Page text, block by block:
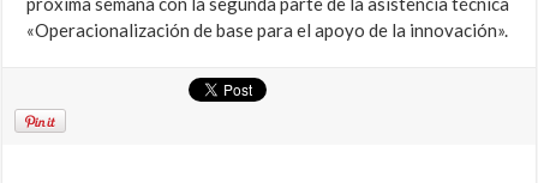
«Operacionalización de base para el apoyo de la innovación».